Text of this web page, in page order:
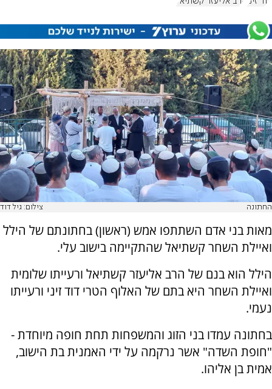
החתונה צילום: גיל דוד
מאות בני אדם השתתפו אמש (ראשון) בחתונתם של הילל
ואיילת השחר קשתיאל שהתקיימה בישוב עלי.
הילל הוא בנם של הרב אליעזר קשתיאל ורעייתו שלומית
ואיילת השחר היא בתם של האלוף הטרי דוד זיני ורעייתו
נעמי.
בחתונה עמדו בני הזוג והמשפחות תחת חופה מיוחדת -
"חופת השדה" אשר נרקמה על ידי האמנית בת הישוב,
אמית בן אליהו.